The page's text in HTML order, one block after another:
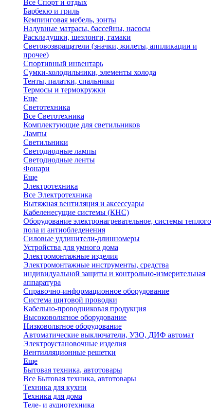
Все Спорт и отдых
Барбекю и гриль
Кемпинговая мебель, зонты
Надувные матрасы, бассейны, насосы
Раскладушки, шезлонги, гамаки
Световозвращатели (значки, жилеты, аппликации и
прочее)
Спортивный инвентарь
Сумки-холодильники, элементы холода
Тенты, палатки, спальники
Термосы и термокружки
Еще
Светотехника
Все Светотехника
Комплектующие для светильников
Лампы
Светильники
Светодиодные лампы
Светодиодные ленты
Фонари
Еще
Электротехника
Все Электротехника
Вытяжная вентиляция и аксессуары
Кабеленесущие системы (КНС)
Оборудование электронагревательное, системы теплого
пола и антиобледенения
Силовые удлинители-длинномеры
Устройства для умного дома
Электромонтажные изделия
Электромонтажные инструменты, средства
индивидуальной защиты и контрольно-измерительная
аппаратура
Справочно-информационное оборудование
Система щитовой проводки
Кабельно-проводниковая продукция
Высоковольтное оборудование
Низковольтное оборудование
Автоматические выключатели, УЗО, ДИФ автомат
Электроустановочные изделия
Вентилляционные решетки
Еще
Бытовая техника, автотовары
Все Бытовая техника, автотовары
Техника для кухни
Техника для дома
Теле- и аудиотехника